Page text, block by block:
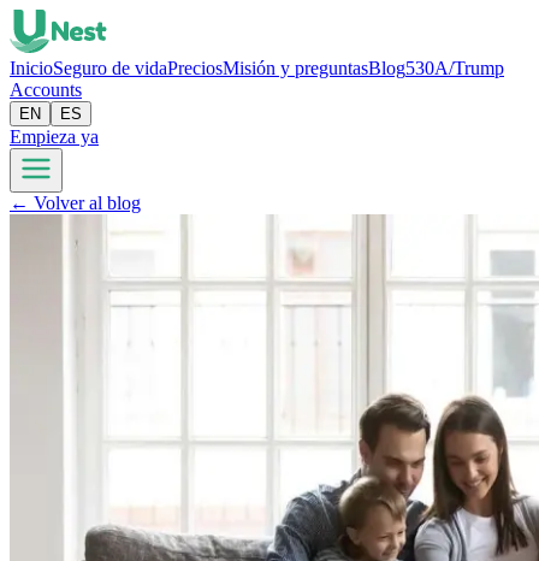
InicioSeguro de vidaPreciosMisión y preguntasBlog530A/Trump
Accounts
EN ES
Empieza ya
← Volver al blog